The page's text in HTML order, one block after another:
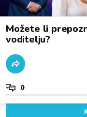
Možete li
voditelju?
0